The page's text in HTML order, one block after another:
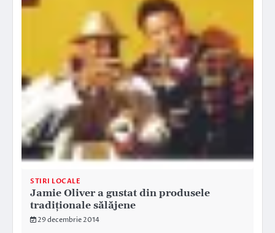
STIRI LOCALE
Jamie Oliver a gustat din produsele
tradiționale sălăjene
29 decembrie 2014